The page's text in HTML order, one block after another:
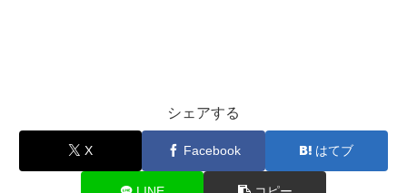
シェアする
X Facebook はてブ